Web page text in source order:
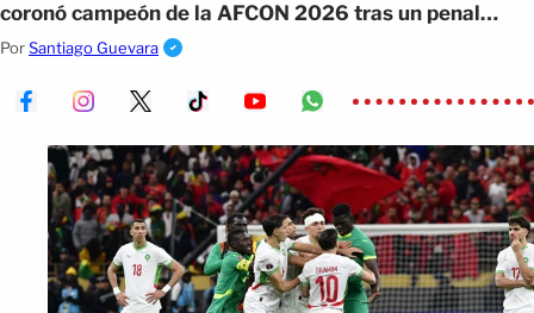
coronó campeón de la AFCON 2026 tras un penal
fallado por Brahim Díaz.
PorSantiago Guevara